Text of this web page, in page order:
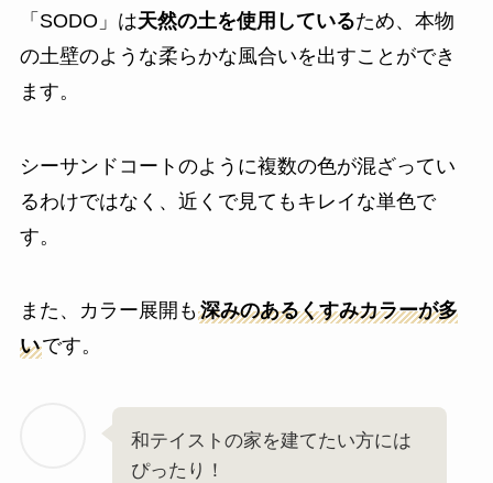
「SODO」は天然の土を使用しているため、本物
の土壁のような柔らかな風合いを出すことができ
ます。
シーサンドコートのように複数の色が混ざってい
るわけではなく、近くで見てもキレイな単色で
す。
また、カラー展開も深みのあるくすみカラーが多
いです。
和テイストの家を建てたい方には
ぴったり！